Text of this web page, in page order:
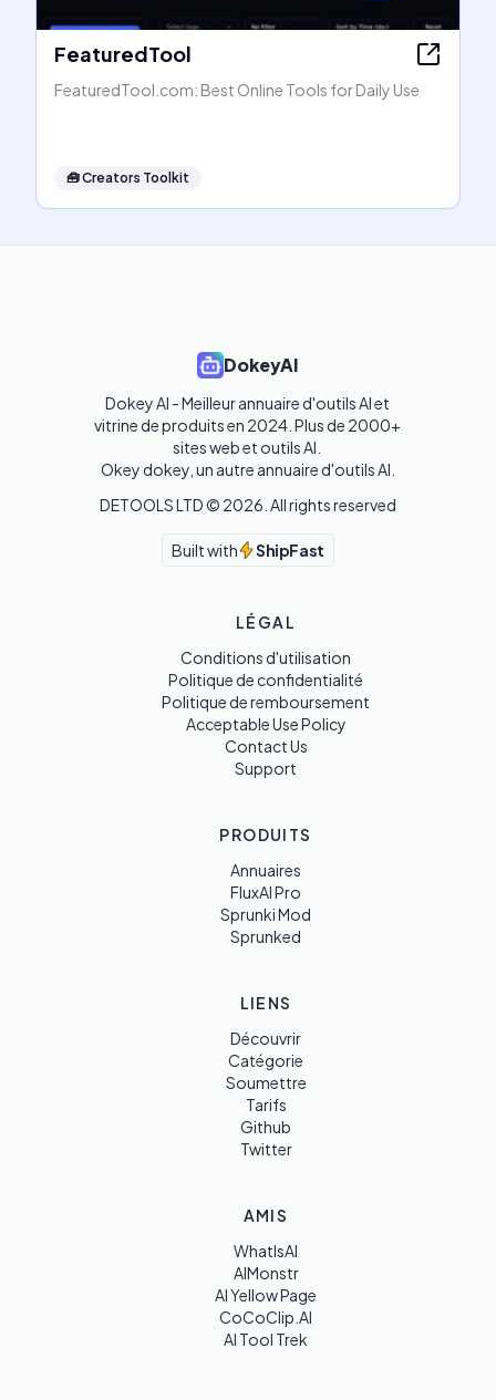
FeaturedTool
FeaturedTool.com: Best Online Tools for Daily Use
🧰Creators Toolkit
DokeyAI
Dokey AI - Meilleur annuaire d'outils AI et
vitrine de produits en 2024. Plus de 2000+
sites web et outils AI.
Okey dokey, un autre annuaire d'outils AI.
DETOOLS LTD © 2026 . All rights reserved
Built with ShipFast
LÉGAL
Conditions d'utilisation
Politique de confidentialité
Politique de remboursement
Acceptable Use Policy
Contact Us
Support
PRODUITS
Annuaires
FluxAI Pro
Sprunki Mod
Sprunked
LIENS
Découvrir
Catégorie
Soumettre
Tarifs
Github
Twitter
AMIS
WhatIsAI
AIMonstr
AI Yellow Page
CoCoClip.AI
AI Tool Trek